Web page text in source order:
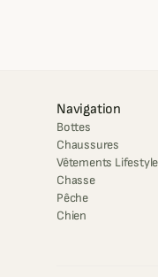
Navigation
Bottes
Chaussures
Vêtements Lifestyle
Chasse
Pêche
Chien